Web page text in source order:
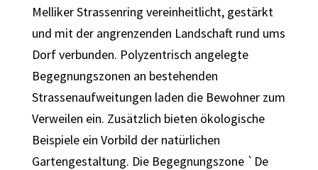
Melliker Strassenring vereinheitlicht, gestärkt
und mit der angrenzenden Landschaft rund ums
Dorf verbunden. Polyzentrisch angelegte
Begegnungszonen an bestehenden
Strassenaufweitungen laden die Bewohner zum
Verweilen ein. Zusätzlich bieten ökologische
Beispiele ein Vorbild der natürlichen
Gartengestaltung. Die Begegnungszone `De